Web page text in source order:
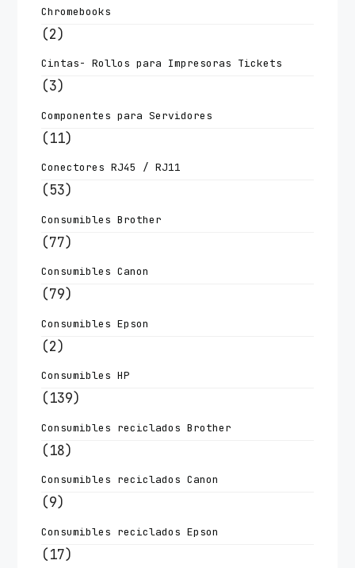
Chromebooks
(2)
Cintas- Rollos para Impresoras Tickets
(3)
Componentes para Servidores
(11)
Conectores RJ45 / RJ11
(53)
Consumibles Brother
(77)
Consumibles Canon
(79)
Consumibles Epson
(2)
Consumibles HP
(139)
Consumibles reciclados Brother
(18)
Consumibles reciclados Canon
(9)
Consumibles reciclados Epson
(17)